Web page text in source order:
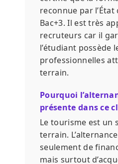
reconnue par
Bac+3. Il est très
recruteurs car il
l’étudiant possède
professionnelles
terrain.
Pourquoi
présente dans ce
Le tourisme est un
terrain.
seulement de
mais surtout